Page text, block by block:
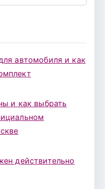
автомобиля и как
и как выбрать
действительно